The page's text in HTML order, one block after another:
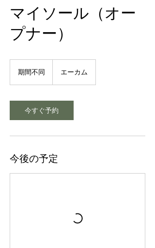
マイソール（オー
プナー）
期間不同
同
エーカム
今すぐ予約
今後の予定